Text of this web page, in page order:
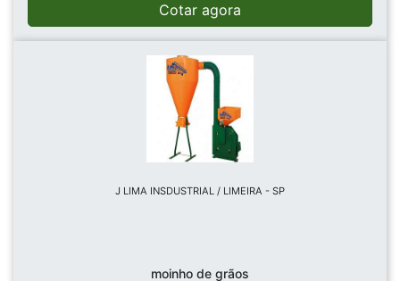
Cotar agora
J LIMA INSDUSTRIAL / LIMEIRA - SP
moinho de grãos